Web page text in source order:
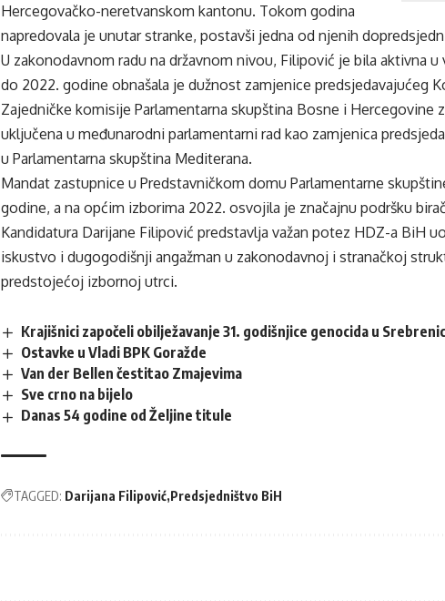
Hercegovačko-neretvanskom kantonu. Tokom godina
napredovala je unutar stranke, postavši jedna od njenih
U zakonodavnom radu na državnom nivou, Filipović je bila aktivna u
do 2022. godine obnašala je dužnost zamjenice predsjedavajućeg
Zajedničke komisije Parlamentarna skupština Bosne i Hercegovine
uključena u međunarodni parlamentarni rad kao zamjenica
u Parlamentarna skupština Mediterana.
Mandat zastupnice u Predstavničkom domu Parlamentarne
godine, a na općim izborima 2022. osvojila je značajnu podršku
Kandidatura Darijane Filipović predstavlja važan potez HDZ-a BiH
iskustvo i dugogodišnji angažman u zakonodavnoj i stranačkoj
predstojećoj izbornoj utrci.
Krajišnici započeli obilježavanje 31. godišnjice genocida u
Ostavke u Vladi BPK Goražde
Van der Bellen čestitao Zmajevima
Sve crno na bijelo
Danas 54 godine od Željine titule
TAGGED: Darijana Filipović Predsjedništvo BiH